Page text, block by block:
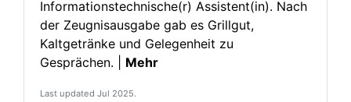
Informations­technische(r) Assistent(in). Nach
der Zeugnisausgabe gab es Grillgut,
Kaltgetränke und Gelegenheit zu
Gesprächen. | Mehr
Last updated Jul 2025.